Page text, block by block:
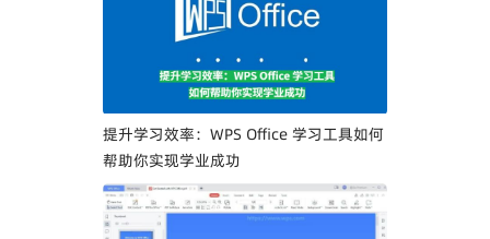
提升学习效率：WPS Office 学习工具如何
帮助你实现学业成功